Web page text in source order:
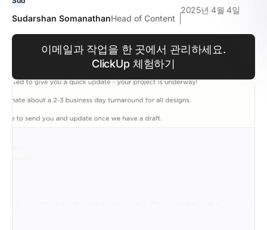
Sudarshan SomanathanHead of Content
2025년 4월 4일
이메일과 작업을 한 곳에서 관리하세요.
ClickUp 체험하기